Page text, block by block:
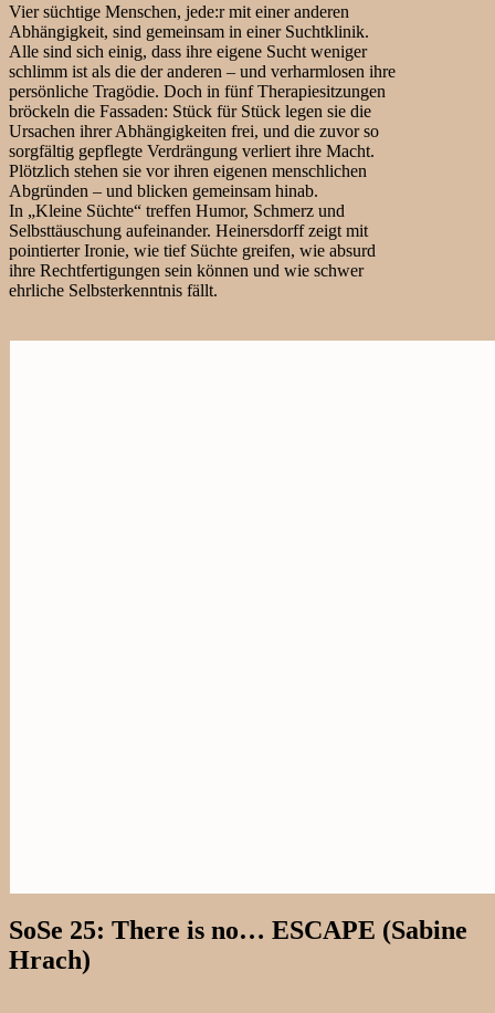
Vier süchtige Menschen, jede:r mit einer anderen
Abhängigkeit, sind gemeinsam in einer Suchtklinik.
Alle sind sich einig, dass ihre eigene Sucht weniger
schlimm ist als die der anderen – und verharmlosen ihre
persönliche Tragödie. Doch in fünf Therapiesitzungen
bröckeln die Fassaden: Stück für Stück legen sie die
Ursachen ihrer Abhängigkeiten frei, und die zuvor so
sorgfältig gepflegte Verdrängung verliert ihre Macht.
Plötzlich stehen sie vor ihren eigenen menschlichen
Abgründen – und blicken gemeinsam hinab.
In „Kleine Süchte“ treffen Humor, Schmerz und
Selbsttäuschung aufeinander. Heinersdorff zeigt mit
pointierter Ironie, wie tief Süchte greifen, wie absurd
ihre Rechtfertigungen sein können und wie schwer
ehrliche Selbsterkenntnis fällt.
SoSe 25: There is no… ESCAPE (Sabine
Hrach)